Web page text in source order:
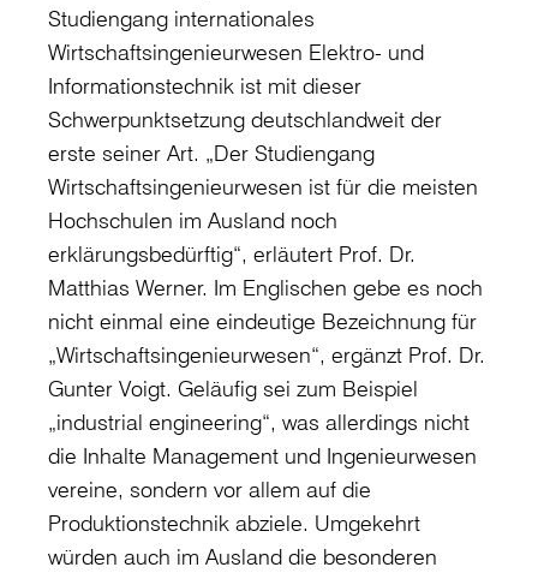
Studiengang internationales
Wirtschaftsingenieurwesen Elektro- und
Informationstechnik ist mit dieser
Schwerpunktsetzung deutschlandweit der
erste seiner Art. „Der Studiengang
Wirtschaftsingenieurwesen ist für die meisten
Hochschulen im Ausland noch
erklärungsbedürftig“, erläutert Prof. Dr.
Matthias Werner. Im Englischen gebe es noch
nicht einmal eine eindeutige Bezeichnung für
„Wirtschaftsingenieurwesen“, ergänzt Prof. Dr.
Gunter Voigt. Geläufig sei zum Beispiel
„industrial engineering“, was allerdings nicht
die Inhalte Management und Ingenieurwesen
vereine, sondern vor allem auf die
Produktionstechnik abziele. Umgekehrt
würden auch im Ausland die besonderen